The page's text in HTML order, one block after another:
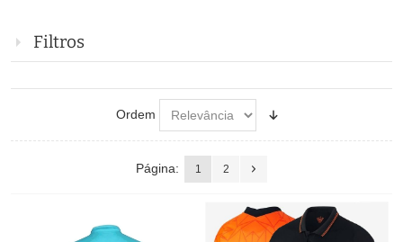
Filtros
Ordem
Página: 1 2